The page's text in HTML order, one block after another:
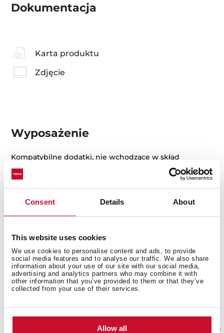
Consent Details About
This website uses cookies
We use cookies to personalise content and ads, to provide
social media features and to analyse our traffic. We also share
information about your use of our site with our social media,
advertising and analytics partners who may combine it with
other information that you’ve provided to them or that they’ve
collected from your use of their services.
Allow all
Dokumentacja
Karta produktu
Zdjęcie
Wyposażenie
Kompatybilne dodatki, nie wchodzące w skład
opakowania.